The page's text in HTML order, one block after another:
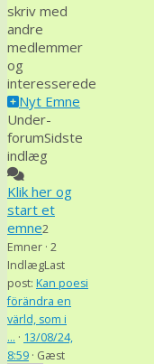
skriv med
andre
medlemmer
og
interesserede
Nyt Emne
Under-
forumSidste
indlæg
Klik her og
start et
emne2
Emner · 2
IndlægLast
post: Kan poesi
förändra en
värld, som i
… · 13/08/24,
8:59 · Gæst